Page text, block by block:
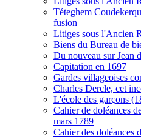
Téteghem
fusion
Litiges sous l'Ancien
Biens du Bureau de
Du nouveau sur Jean
Capitation en 1697
Gardes villageoises
Charles Dercle, cet
L'école des garçons
Cahier de doléances
mars 1789
Cahier des doléances